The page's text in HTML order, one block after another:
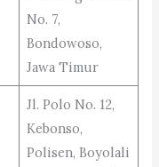
No. 7,
Bondowoso,
Jawa Timur
Jl. Polo No. 12,
Kebonso,
Polisen, Boyolali